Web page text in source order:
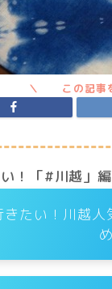
！「#川越」
きたい！川越